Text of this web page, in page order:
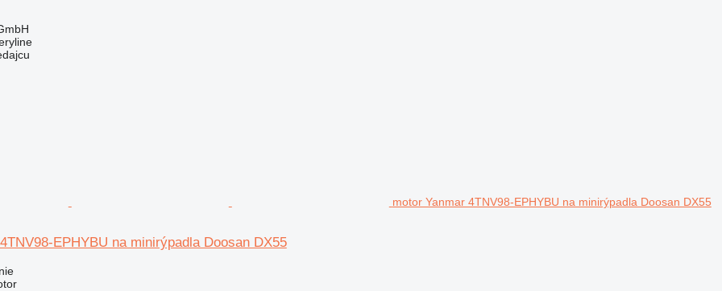
motor Yanmar 4TNV98-EPHYBU na minirýpadla Doosan DX55
EPHYBU na minirýpadla Doosan DX55